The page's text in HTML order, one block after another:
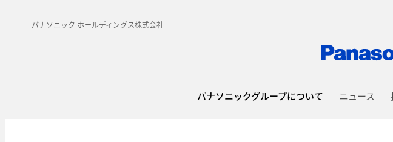
パナソニック ホールディングス株式会社
パナソニックグループについて ニュース